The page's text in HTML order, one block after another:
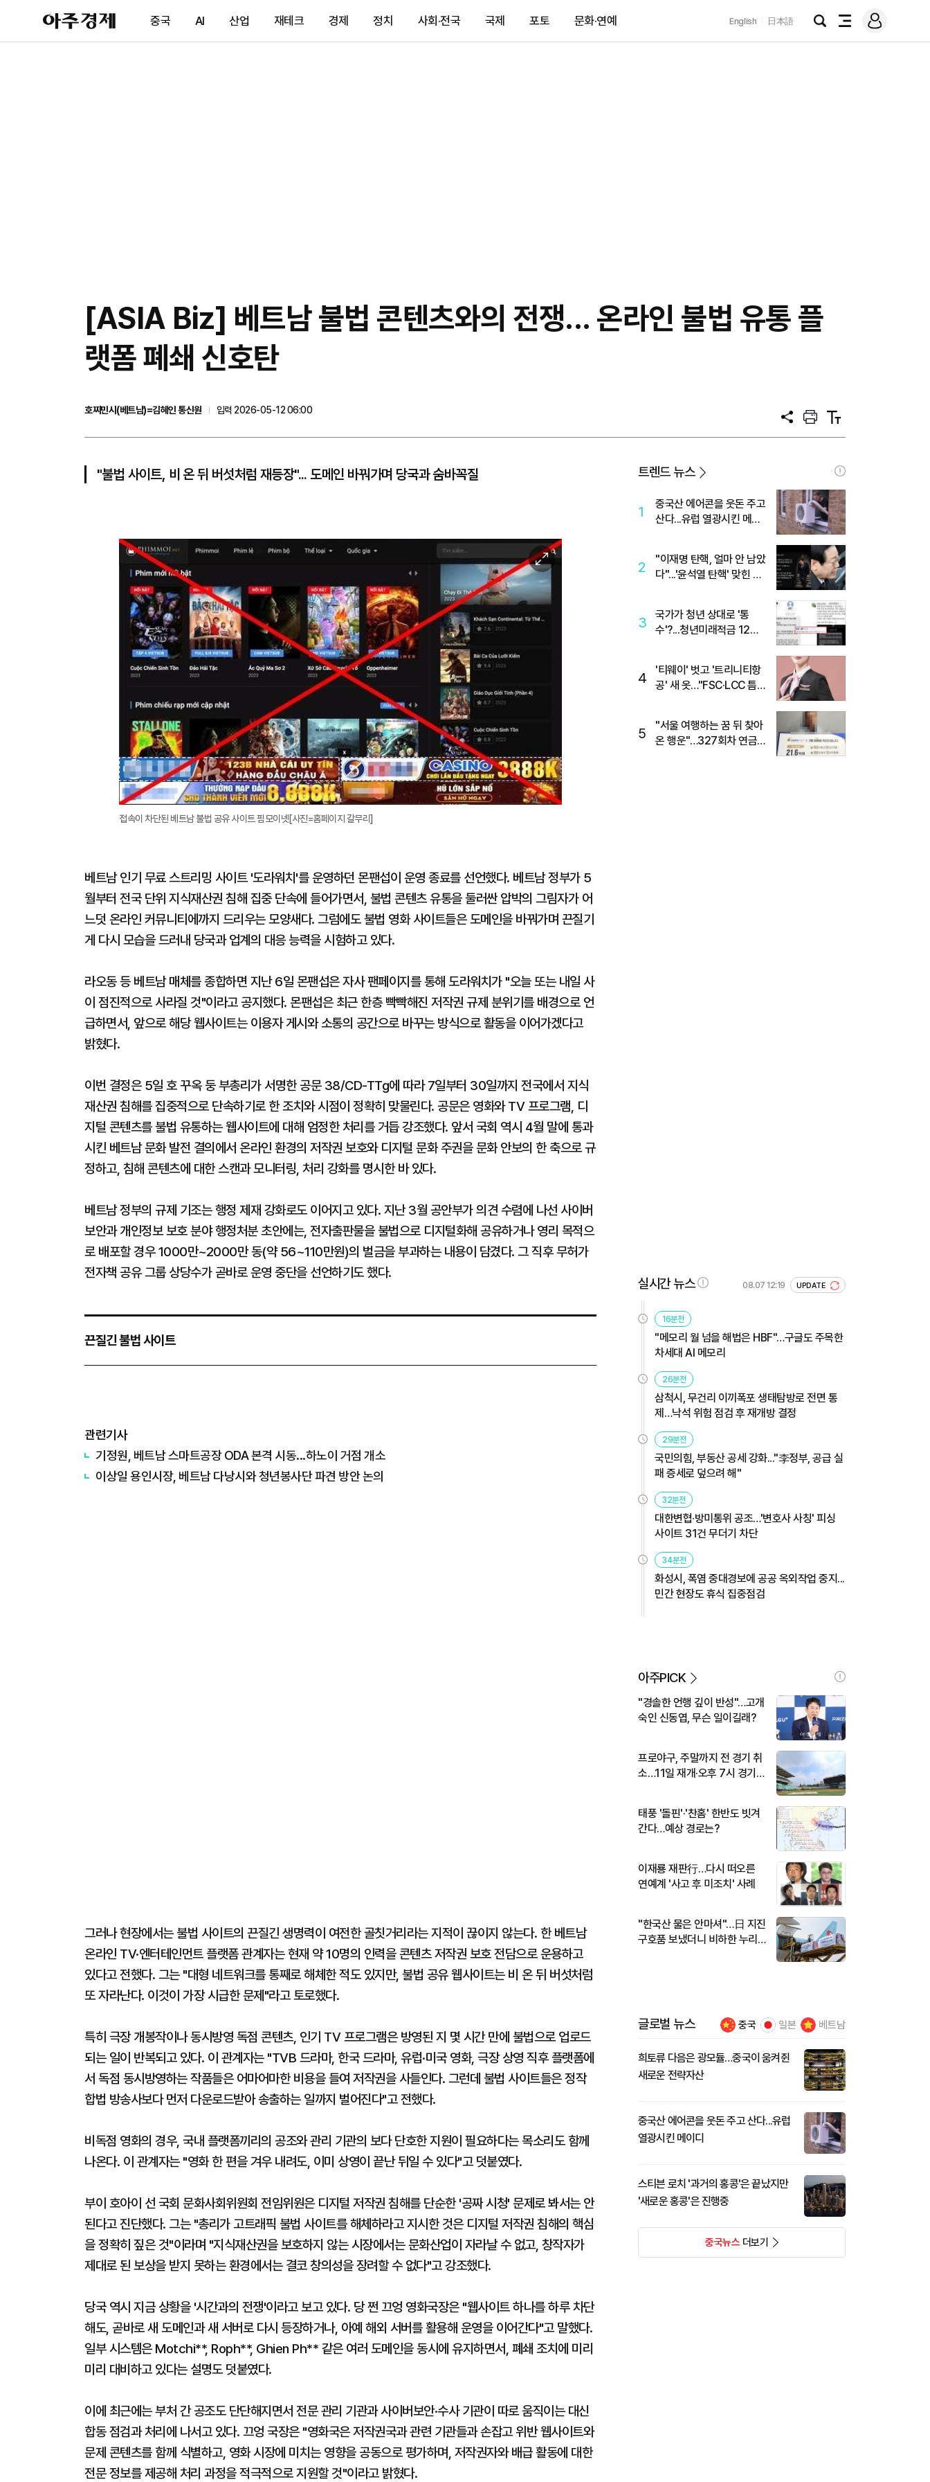
아
주
제
중국 AI 산업 재테크 경제 정치 사회·전국 국제 포토 문화·연예 English 日本語
검
전
메
그
[ASIA Biz] 베트남 불법 콘텐츠와의 전쟁... 온라인 불법 유통 플
랫폼 폐쇄 신호탄
호찌민시(베트남)=김혜인 통신원
입력 2026-05-12 06:00
공
프
트
텍
트
"불법 사이트, 비 온 뒤 버섯처럼 재등장"... 도메인 바꿔가며 당국과 숨바꼭질
이
미
지
확
접속이 차단된 베트남 불법 공유 사이트 핌모이넷[사진=홈페이지 갈무리]
베트남 인기 무료 스트리밍 사이트 '도라워치'를 운영하던 몬팬섭이 운영 종료를 선언했다. 베트남 정부가 5
월부터 전국 단위 지식재산권 침해 집중 단속에 들어가면서, 불법 콘텐츠 유통을 둘러싼 압박의 그림자가 어
느덧 온라인 커뮤니티에까지 드리우는 모양새다. 그럼에도 불법 영화 사이트들은 도메인을 바꿔가며 끈질기
게 다시 모습을 드러내 당국과 업계의 대응 능력을 시험하고 있다.
라오동 등 베트남 매체를 종합하면 지난 6일 몬팬섭은 자사 팬페이지를 통해 도라워치가 "오늘 또는 내일 사
이 점진적으로 사라질 것"이라고 공지했다. 몬팬섭은 최근 한층 빡빡해진 저작권 규제 분위기를 배경으로 언
급하면서, 앞으로 해당 웹사이트는 이용자 게시와 소통의 공간으로 바꾸는 방식으로 활동을 이어가겠다고
밝혔다.
이번 결정은 5일 호 꾸옥 둥 부총리가 서명한 공문 38/CD-TTg에 따라 7일부터 30일까지 전국에서 지식
재산권 침해를 집중적으로 단속하기로 한 조치와 시점이 정확히 맞물린다. 공문은 영화와 TV 프로그램, 디
지털 콘텐츠를 불법 유통하는 웹사이트에 대해 엄정한 처리를 거듭 강조했다. 앞서 국회 역시 4월 말에 통과
시킨 베트남 문화 발전 결의에서 온라인 환경의 저작권 보호와 디지털 문화 주권을 문화 안보의 한 축으로 규
정하고, 침해 콘텐츠에 대한 스캔과 모니터링, 처리 강화를 명시한 바 있다.
베트남 정부의 규제 기조는 행정 제재 강화로도 이어지고 있다. 지난 3월 공안부가 의견 수렴에 나선 사이버
보안과 개인정보 보호 분야 행정처분 초안에는, 전자출판물을 불법으로 디지털화해 공유하거나 영리 목적으
로 배포할 경우 1000만~2000만 동(약 56~110만원)의 벌금을 부과하는 내용이 담겼다. 그 직후 무허가
전자책 공유 그룹 상당수가 곧바로 운영 중단을 선언하기도 했다.
끈질긴 불법 사이트
관련기사
기정원, 베트남 스마트공장 ODA 본격 시동...하노이 거점 개소
이상일 용인시장, 베트남 다낭시와 청년봉사단 파견 방안 논의
그러나 현장에서는 불법 사이트의 끈질긴 생명력이 여전한 골칫거리라는 지적이 끊이지 않는다. 한 베트남
온라인 TV·엔터테인먼트 플랫폼 관계자는 현재 약 10명의 인력을 콘텐츠 저작권 보호 전담으로 운용하고
있다고 전했다. 그는 "대형 네트워크를 통째로 해체한 적도 있지만, 불법 공유 웹사이트는 비 온 뒤 버섯처럼
또 자라난다. 이것이 가장 시급한 문제"라고 토로했다.
특히 극장 개봉작이나 동시방영 독점 콘텐츠, 인기 TV 프로그램은 방영된 지 몇 시간 만에 불법으로 업로드
되는 일이 반복되고 있다. 이 관계자는 "TVB 드라마, 한국 드라마, 유럽·미국 영화, 극장 상영 직후 플랫폼에
서 독점 동시방영하는 작품들은 어마어마한 비용을 들여 저작권을 사들인다. 그런데 불법 사이트들은 정작
합법 방송사보다 먼저 다운로드받아 송출하는 일까지 벌어진다"고 전했다.
비독점 영화의 경우, 국내 플랫폼끼리의 공조와 관리 기관의 보다 단호한 지원이 필요하다는 목소리도 함께
나온다. 이 관계자는 "영화 한 편을 겨우 내려도, 이미 상영이 끝난 뒤일 수 있다"고 덧붙였다.
부이 호아이 선 국회 문화사회위원회 전임위원은 디지털 저작권 침해를 단순한 '공짜 시청' 문제로 봐서는 안
된다고 진단했다. 그는 "총리가 고트래픽 불법 사이트를 해체하라고 지시한 것은 디지털 저작권 침해의 핵심
을 정확히 짚은 것"이라며 "지식재산권을 보호하지 않는 시장에서는 문화산업이 자라날 수 없고, 창작자가
제대로 된 보상을 받지 못하는 환경에서는 결코 창의성을 장려할 수 없다"고 강조했다.
당국 역시 지금 상황을 '시간과의 전쟁'이라고 보고 있다. 당 쩐 끄엉 영화국장은 "웹사이트 하나를 하루 차단
해도, 곧바로 새 도메인과 새 서버로 다시 등장하거나, 아예 해외 서버를 활용해 운영을 이어간다"고 말했다.
일부 시스템은 Motchi**, Roph**, Ghien Ph** 같은 여러 도메인을 동시에 유지하면서, 폐쇄 조치에 미리
미리 대비하고 있다는 설명도 덧붙였다.
이에 최근에는 부처 간 공조도 단단해지면서 전문 관리 기관과 사이버보안·수사 기관이 따로 움직이는 대신
합동 점검과 처리에 나서고 있다. 끄엉 국장은 "영화국은 저작권국과 관련 기관들과 손잡고 위반 웹사이트와
문제 콘텐츠를 함께 식별하고, 영화 시장에 미치는 영향을 공동으로 평가하며, 저작권자와 배급 활동에 대한
전문 정보를 제공해 처리 과정을 적극적으로 지원할 것"이라고 밝혔다.
트렌드 뉴스
1
중국산 에어콘을 웃돈 주고
산다...유럽 열광시킨 메이
2
"이재명 탄핵, 얼마 안 남았
다"...'윤석열 탄핵' 맞힌 무
3
국가가 청년 상대로 '통
수'?...청년미래적금 12%
4
'티웨이' 벗고 '트리니티항
공' 새 옷…"FSC·LCC 틈
5
"서울 여행하는 꿈 뒤 찾아
온 행운"…327회차 연금
실시간 뉴스 08.07 12:19 UPDATE
16분전
"메모리 월 넘을 해법은 HBF"…구글도 주목한
차세대 AI 메모리
26분전
삼척시, 무건리 이끼폭포 생태탐방로 전면 통
제…낙석 위험 점검 후 재개방 결정
29분전
국민의힘, 부동산 공세 강화..."李정부, 공급 실
패 증세로 덮으려 해"
32분전
대한변협·방미통위 공조…'변호사 사칭' 피싱
사이트 31건 무더기 차단
34분전
화성시, 폭염 중대경보에 공공 옥외작업 중지...
민간 현장도 휴식 집중점검
아주PICK
"경솔한 언행 깊이 반성"…고개
숙인 신동엽, 무슨 일이길래?
프로야구, 주말까지 전 경기 취
소…11일 재개·오후 7시 경기
태풍 '돌핀'·'찬홈' 한반도 빗겨
간다…예상 경로는?
이재룡 재판行…다시 떠오른
연예계 '사고 후 미조치' 사례
"한국산 물은 안마셔"…日 지진
구호품 보냈더니 비하한 누리
글로벌 뉴스 중국 일본 베트남
희토류 다음은 광모듈…중국이 움켜쥔
새로운 전략자산
중국산 에어콘을 웃돈 주고 산다...유럽
열광시킨 메이디
스티븐 로치 '과거의 홍콩'은 끝났지만
'새로운 홍콩'은 진행중
중국뉴스더보기